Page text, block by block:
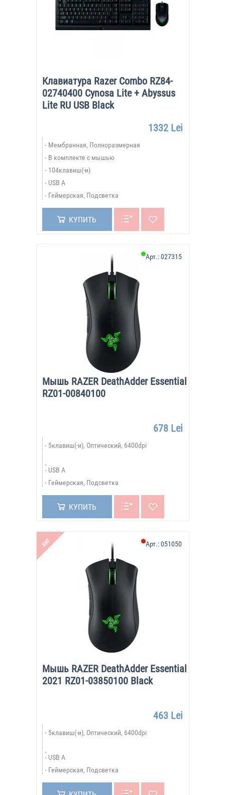
Клавиатура Razer Combo RZ84-
02740400 Cynosa Lite + Abyssus
Lite RU USB Black
1332 Lei
Мембранная, Полноразмерная
В комплекте с мышью
104клавиш(-и)
USB A
Геймерская, Подсветка
КУПИТЬ
Мышь RAZER DeathAdder Essential
RZ01-00840100
Арт.:027315
678 Lei
5клавиш(-и), Оптический, 6400dpi
USB A
Геймерская, Подсветка
КУПИТЬ
ХИТ
Мышь RAZER DeathAdder Essential
2021 RZ01-03850100 Black
Арт.:051050
463 Lei
5клавиш(-и), Оптический, 6400dpi
USB A
Геймерская, Подсветка